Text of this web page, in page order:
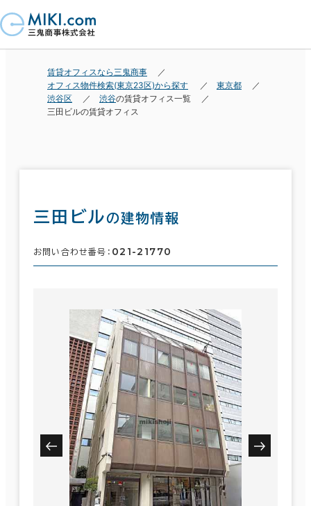
賃貸オフィスなら三鬼商事
オフィス物件検索(東京23区)から探す
東京都
渋谷区
渋谷の賃貸オフィス一覧
三田ビルの賃貸オフィス
三田ビルの建物情報
お問い合わせ番号： 021-21770